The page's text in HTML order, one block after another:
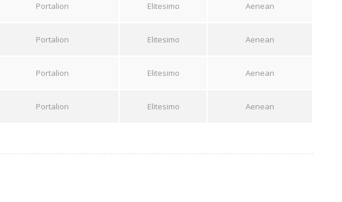
Portalion Elitesimo Aenean
Portalion Elitesimo Aenean
Portalion Elitesimo Aenean
Portalion Elitesimo Aenean